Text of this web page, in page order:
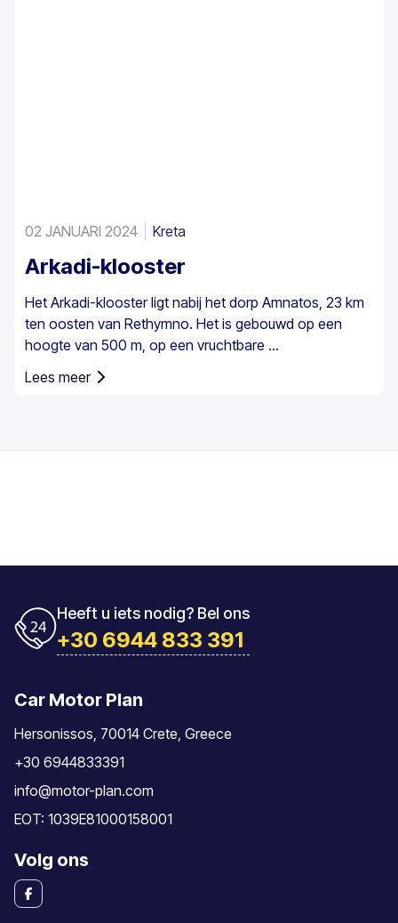
02 JANUARI 2024 Kreta
Arkadi-klooster
Het Arkadi-klooster ligt nabij het dorp Amnatos, 23 km
ten oosten van Rethymno. Het is gebouwd op een
hoogte van 500 m, op een vruchtbare ...
Lees meer
Heeft u iets nodig? Bel ons
+30 6944 833 391
Car Motor Plan
Hersonissos, 70014 Crete, Greece
+30 6944833391
info@motor-plan.com
EOT: 1039E81000158001
Volg ons